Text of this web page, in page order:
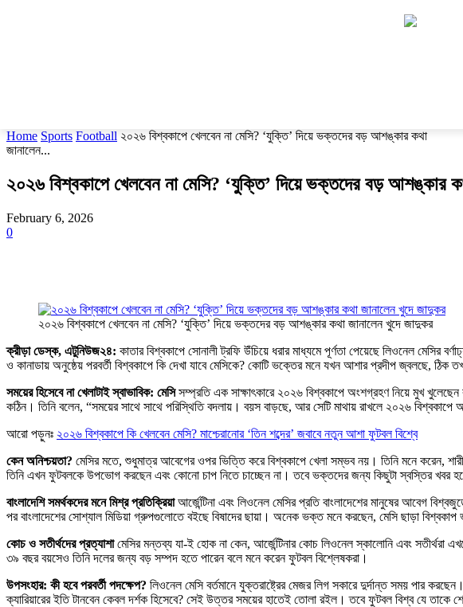
Home Sports Football ২০২৬ বিশ্বকাপে খেলবেন না মেসি? ‘যুক্তি’ দিয়ে ভক্তদের বড় আশঙ্কার কথা
জানালেন...
২০২৬ বিশ্বকাপে খেলবেন না মেসি? ‘যুক্তি’ দিয়ে ভক্তদের বড় আশঙ্কার
February 6, 2026
0
২০২৬ বিশ্বকাপে খেলবেন না মেসি? ‘যুক্তি’ দিয়ে ভক্তদের বড় আশঙ্কার কথা জানালেন খুদে জাদুকর
ক্রীড়া ডেস্ক, এটুনিউজ২৪: কাতার বিশ্বকাপে সোনালী ট্রফি উঁচিয়ে ধরার মাধ্যমে পূর্ণতা পেয়েছে লিওনেল মেসির
ও কানাডায় অনুষ্ঠেয় পরবর্তী বিশ্বকাপে কি দেখা যাবে মেসিকে? কোটি ভক্তের মনে যখন আশার প্রদীপ জ্বলছে,
সময়ের হিসেবে না খেলাটাই স্বাভাবিক: মেসিসম্প্রতি এক সাক্ষাৎকারে ২০২৬ বিশ্বকাপে অংশগ্রহণ নিয়ে মুখ খুলেছেন
কঠিন। তিনি বলেন, “সময়ের সাথে সাথে পরিস্থিতি বদলায়। বয়স বাড়ছে, আর সেটি মাথায় রাখলে ২০২৬
আরো পড়ুনঃ ২০২৬ বিশ্বকাপে কি খেলবেন মেসি? মাশ্চেরানোর ‘তিন শব্দের’ জবাবে নতুন আশা ফুটবল বিশ্বে
কেন অনিশ্চয়তা? মেসির মতে, শুধুমাত্র আবেগের ওপর ভিত্তি করে বিশ্বকাপে খেলা সম্ভব নয়। তিনি মনে করেন,
তিনি এখন ফুটবলকে উপভোগ করছেন এবং কোনো চাপ নিতে চাচ্ছেন না। তবে ভক্তদের জন্য কিছুটা স্বস্তির খবর
বাংলাদেশি সমর্থকদের মনে মিশ্র প্রতিক্রিয়াআর্জেন্টিনা এবং লিওনেল মেসির প্রতি বাংলাদেশের মানুষের আবেগ
পর বাংলাদেশের সোশ্যাল মিডিয়া গ্রুপগুলোতে বইছে বিষাদের ছায়া। অনেক ভক্ত মনে করছেন, মেসি ছাড়া
কোচ ও সতীর্থদের প্রত্যাশামেসির মন্তব্য যা-ই হোক না কেন, আর্জেন্টিনার কোচ লিওনেল স্কালোনি এবং সতীর্থরা
৩৯ বছর বয়সেও তিনি দলের জন্য বড় সম্পদ হতে পারেন বলে মনে করেন ফুটবল বিশ্লেষকরা।
উপসংহার: কী হবে পরবর্তী পদক্ষেপ? লিওনেল মেসি বর্তমানে যুক্তরাষ্ট্রের মেজর লিগ সকারে দুর্দান্ত সময় পার
ক্যারিয়ারের ইতি টানবেন কেবল দর্শক হিসেবে? সেই উত্তর সময়ের হাতেই তোলা রইল। তবে ফুটবল বিশ্ব যে তাকে